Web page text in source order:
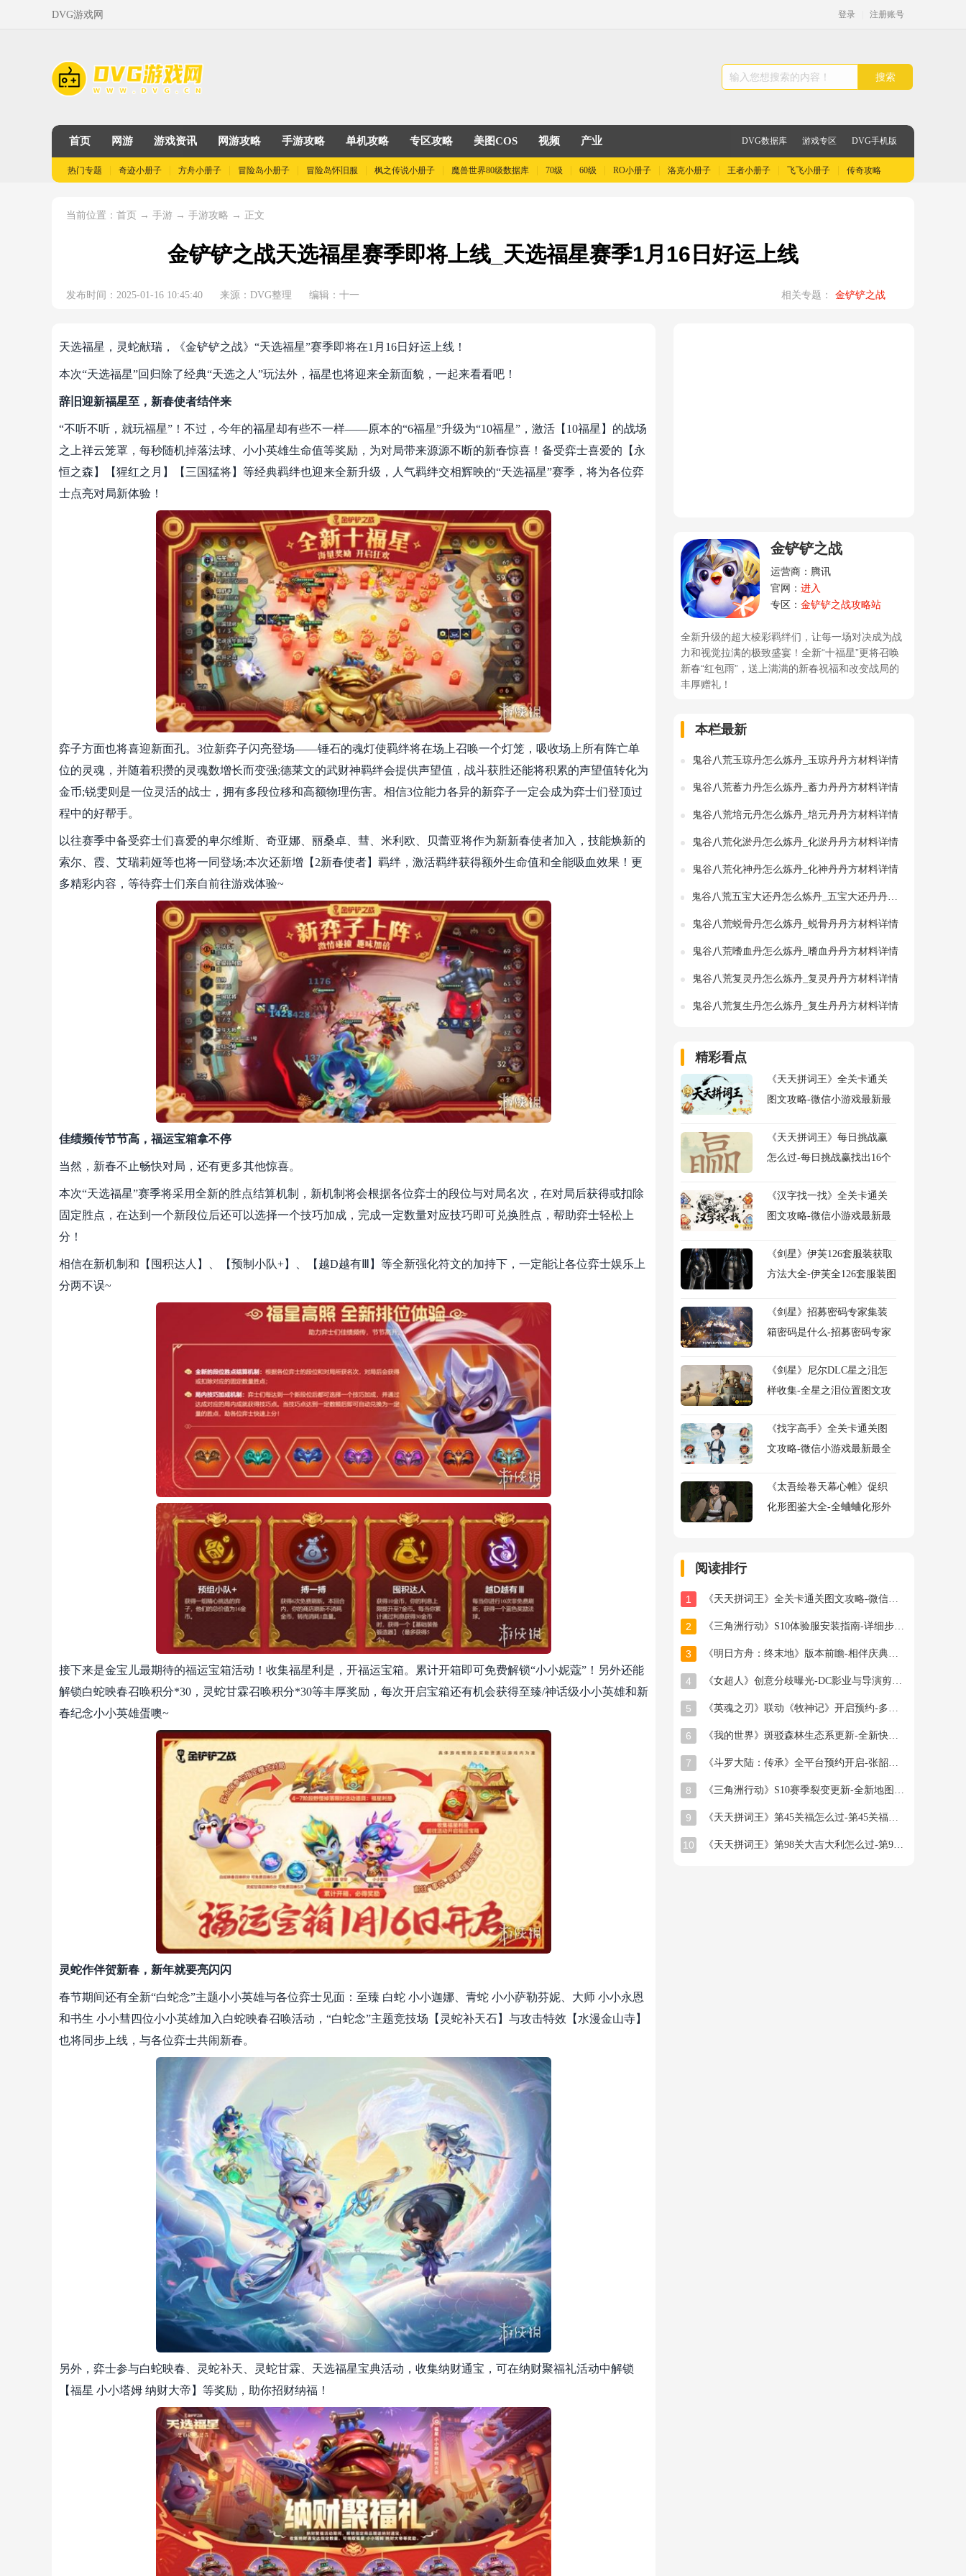
DVG游戏网 登录 注册账号
搜索
首页 网游 游戏资讯 网游攻略 手游攻略 单机攻略 专区攻略 美图COS 视频 产业 DVG数据库 游戏专区 DVG手机版
热门专题 奇迹小册子 方舟小册子 冒险岛小册子 冒险岛怀旧服 枫之传说小册子 魔兽世界80级数据库 70级 60级 RO小册子 洛克小册子 王者小册子 飞飞小册子 传奇攻略
当前位置： 首页 → 手游 → 手游攻略 → 正文
金铲铲之战天选福星赛季即将上线_天选福星赛季1月16日好运上线
发布时间：2025-01-16 10:45:40 来源：DVG整理 编辑：十一 相关专题： 金铲铲之战
天选福星，灵蛇献瑞，《金铲铲之战》“天选福星”赛季即将在1月16日好运上线！
本次“天选福星”回归除了经典“天选之人”玩法外，福星也将迎来全新面貌，一起来看看吧！
辞旧迎新福星至，新春使者结伴来
“不听不听，就玩福星”！不过，今年的福星却有些不一样——原本的“6福星”升级为“10福星”，激活【10福星】的战场
之上祥云笼罩，每秒随机掉落法球、小小英雄生命值等奖励，为对局带来源源不断的新春惊喜！备受弈士喜爱的【永
恒之森】【猩红之月】【三国猛将】等经典羁绊也迎来全新升级，人气羁绊交相辉映的“天选福星”赛季，将为各位弈
士点亮对局新体验！
弈子方面也将喜迎新面孔。3位新弈子闪亮登场——锤石的魂灯使羁绊将在场上召唤一个灯笼，吸收场上所有阵亡单
位的灵魂，并随着积攒的灵魂数增长而变强;德莱文的武财神羁绊会提供声望值，战斗获胜还能将积累的声望值转化为
金币;锐雯则是一位灵活的战士，拥有多段位移和高额物理伤害。相信3位能力各异的新弈子一定会成为弈士们登顶过
程中的好帮手。
以往赛季中备受弈士们喜爱的卑尔维斯、奇亚娜、丽桑卓、彗、米利欧、贝蕾亚将作为新新春使者加入，技能焕新的
索尔、霞、艾瑞莉娅等也将一同登场;本次还新增【2新春使者】羁绊，激活羁绊获得额外生命值和全能吸血效果！更
多精彩内容，等待弈士们亲自前往游戏体验~
佳绩频传节节高，福运宝箱拿不停
当然，新春不止畅快对局，还有更多其他惊喜。
本次“天选福星”赛季将采用全新的胜点结算机制，新机制将会根据各位弈士的段位与对局名次，在对局后获得或扣除
固定胜点，在达到一个新段位后还可以选择一个技巧加成，完成一定数量对应技巧即可兑换胜点，帮助弈士轻松上
分！
相信在新机制和【囤积达人】、【预制小队+】、【越D越有Ⅲ】等全新强化符文的加持下，一定能让各位弈士娱乐上
分两不误~
接下来是金宝儿最期待的福运宝箱活动！收集福星利是，开福运宝箱。累计开箱即可免费解锁“小小妮蔻”！另外还能
解锁白蛇映春召唤积分*30，灵蛇甘霖召唤积分*30等丰厚奖励，每次开启宝箱还有机会获得至臻/神话级小小英雄和新
春纪念小小英雄蛋噢~
灵蛇作伴贺新春，新年就要亮闪闪
春节期间还有全新“白蛇念”主题小小英雄与各位弈士见面：至臻 白蛇 小小迦娜、青蛇 小小萨勒芬妮、大师 小小永恩
和书生 小小彗四位小小英雄加入白蛇映春召唤活动，“白蛇念”主题竞技场【灵蛇补天石】与攻击特效【水漫金山寺】
也将同步上线，与各位弈士共闹新春。
另外，弈士参与白蛇映春、灵蛇补天、灵蛇甘霖、天选福星宝典活动，收集纳财通宝，可在纳财聚福礼活动中解锁
【福星 小小塔姆 纳财大帝】等奖励，助你招财纳福！
金铲铲之战
运营商：腾讯
官网： 进入
专区： 金铲铲之战攻略站
全新升级的超大棱彩羁绊们，让每一场对决成为战
力和视觉拉满的极致盛宴！全新“十福星”更将召唤
新春“红包雨”，送上满满的新春祝福和改变战局的
丰厚赠礼！
本栏最新
鬼谷八荒玉琼丹怎么炼丹_玉琼丹丹方材料详情
鬼谷八荒蓄力丹怎么炼丹_蓄力丹丹方材料详情
鬼谷八荒培元丹怎么炼丹_培元丹丹方材料详情
鬼谷八荒化淤丹怎么炼丹_化淤丹丹方材料详情
鬼谷八荒化神丹怎么炼丹_化神丹丹方材料详情
鬼谷八荒五宝大还丹怎么炼丹_五宝大还丹丹方材料详情
鬼谷八荒蜕骨丹怎么炼丹_蜕骨丹丹方材料详情
鬼谷八荒嗜血丹怎么炼丹_嗜血丹丹方材料详情
鬼谷八荒复灵丹怎么炼丹_复灵丹丹方材料详情
鬼谷八荒复生丹怎么炼丹_复生丹丹方材料详情
精彩看点
《天天拼词王》全关卡通关
图文攻略-微信小游戏最新最
《天天拼词王》每日挑战赢
怎么过-每日挑战赢找出16个
《汉字找一找》全关卡通关
图文攻略-微信小游戏最新最
《剑星》伊芙126套服装获取
方法大全-伊芙全126套服装图
《剑星》招募密码专家集装
箱密码是什么-招募密码专家
《剑星》尼尔DLC星之泪怎
样收集-全星之泪位置图文攻
《找字高手》全关卡通关图
文攻略-微信小游戏最新最全
《太吾绘卷天幕心帷》促织
化形图鉴大全-全蛐蛐化形外
阅读排行
1 《天天拼词王》全关卡通关图文攻略-微信小游戏最新最全关卡通关图文攻略
2 《三角洲行动》S10体验服安装指南-详细步骤与注意事项
3 《明日方舟：终末地》版本前瞻-相伴庆典与新干员登场
4 《女超人》创意分歧曝光-DC影业与导演剪辑之争
5 《英魂之刃》联动《牧神记》开启预约-多款旧皮返场半价星陨龙坐骑限时秒杀
6 《我的世界》斑驳森林生态系更新-全新快照版本抢先体验开启
7 《斗罗大陆：传承》全平台预约开启-张韶涵领衔邀你破茧成神
8 《三角洲行动》S10赛季裂变更新-全新地图首领与联动福利
9 《天天拼词王》第45关福怎么过-第45关福找出16个常用字图文攻略
10 《天天拼词王》第98关大吉大利怎么过-第98关大吉大利找出26个常用字图文攻略